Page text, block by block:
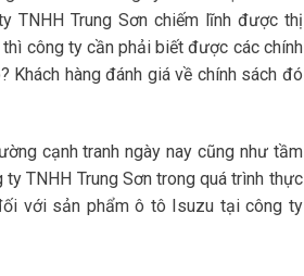
TNHH Trung Sơn chiếm lĩnh được thị
công ty cần phải biết được các chính
hàng đánh giá về chính sách đó
cạnh tranh ngày nay cũng như tầm
TNHH Trung Sơn trong quá trình thực
với sản phẩm ô tô Isuzu tại công ty